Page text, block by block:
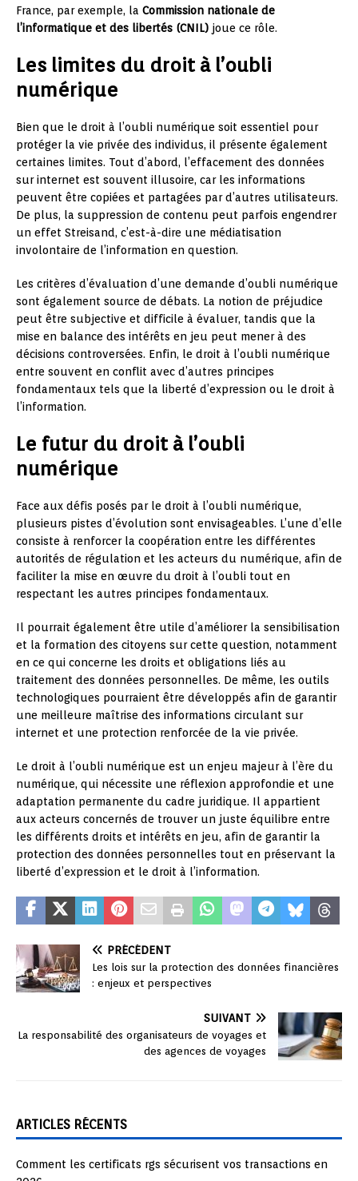
France, par exemple, la Commission nationale de
l’informatique et des libertés (CNIL) joue ce rôle.
Les limites du droit à l’oubli
numérique
Bien que le droit à l’oubli numérique soit essentiel pour
protéger la vie privée des individus, il présente également
certaines limites. Tout d’abord, l’effacement des données
sur internet est souvent illusoire, car les informations
peuvent être copiées et partagées par d’autres utilisateurs.
De plus, la suppression de contenu peut parfois engendrer
un effet Streisand, c’est-à-dire une médiatisation
involontaire de l’information en question.
Les critères d’évaluation d’une demande d’oubli numérique
sont également source de débats. La notion de préjudice
peut être subjective et difficile à évaluer, tandis que la
mise en balance des intérêts en jeu peut mener à des
décisions controversées. Enfin, le droit à l’oubli numérique
entre souvent en conflit avec d’autres principes
fondamentaux tels que la liberté d’expression ou le droit à
l’information.
Le futur du droit à l’oubli
numérique
Face aux défis posés par le droit à l’oubli numérique,
plusieurs pistes d’évolution sont envisageables. L’une d’elle
consiste à renforcer la coopération entre les différentes
autorités de régulation et les acteurs du numérique, afin de
faciliter la mise en œuvre du droit à l’oubli tout en
respectant les autres principes fondamentaux.
Il pourrait également être utile d’améliorer la sensibilisation
et la formation des citoyens sur cette question, notamment
en ce qui concerne les droits et obligations liés au
traitement des données personnelles. De même, les outils
technologiques pourraient être développés afin de garantir
une meilleure maîtrise des informations circulant sur
internet et une protection renforcée de la vie privée.
Le droit à l’oubli numérique est un enjeu majeur à l’ère du
numérique, qui nécessite une réflexion approfondie et une
adaptation permanente du cadre juridique. Il appartient
aux acteurs concernés de trouver un juste équilibre entre
les différents droits et intérêts en jeu, afin de garantir la
protection des données personnelles tout en préservant la
liberté d’expression et le droit à l’information.
PRÉCÉDENT
Les lois sur la protection des données financières
: enjeux et perspectives
SUIVANT
La responsabilité des organisateurs de voyages et
des agences de voyages
ARTICLES RÉCENTS
Comment les certificats rgs sécurisent vos transactions en